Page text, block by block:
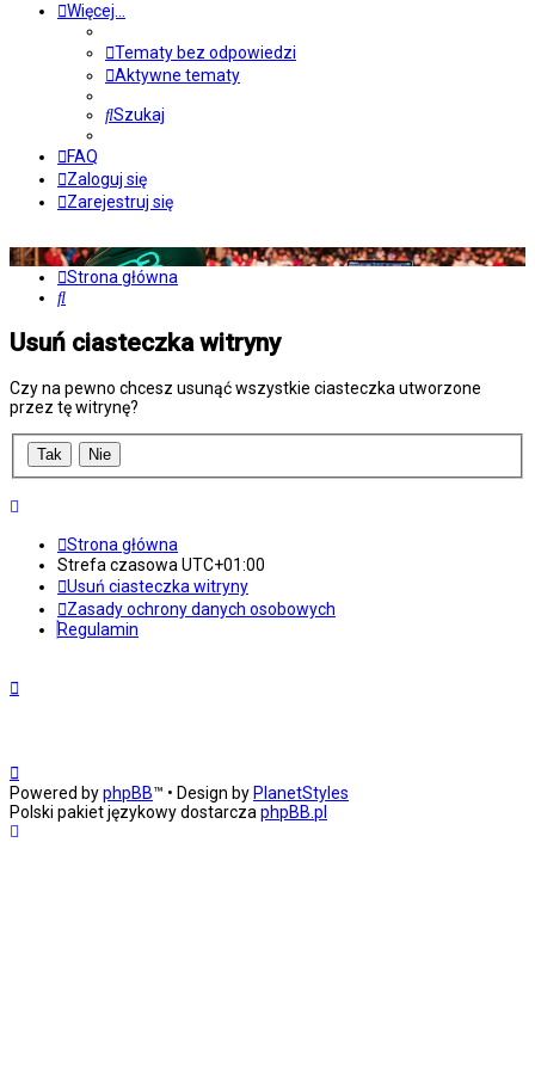
Więcej…
Tematy bez odpowiedzi
Aktywne tematy
Szukaj
FAQ
Zaloguj się
Zarejestruj się
Strona główna
Szukaj
Usuń ciasteczka witryny
Czy na pewno chcesz usunąć wszystkie ciasteczka utworzone
przez tę witrynę?
Strona główna
Strefa czasowaUTC+01:00
Usuń ciasteczka witryny
Zasady ochrony danych osobowych
Regulamin
Powered byphpBB™ • Design by PlanetStyles
Polski pakiet językowy dostarczaphpBB.pl